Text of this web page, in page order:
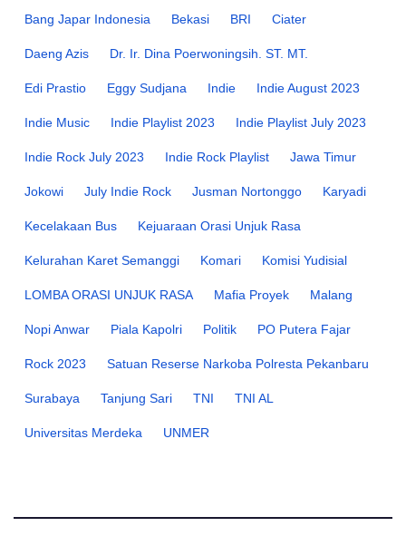
Bang Japar Indonesia Bekasi BRI Ciater
Daeng Azis Dr. Ir. Dina Poerwoningsih. ST. MT.
Edi Prastio Eggy Sudjana Indie Indie August 2023
Indie Music Indie Playlist 2023 Indie Playlist July 2023
Indie Rock July 2023 Indie Rock Playlist Jawa Timur
Jokowi July Indie Rock Jusman Nortonggo Karyadi
Kecelakaan Bus Kejuaraan Orasi Unjuk Rasa
Kelurahan Karet Semanggi Komari Komisi Yudisial
LOMBA ORASI UNJUK RASA Mafia Proyek Malang
Nopi Anwar Piala Kapolri Politik PO Putera Fajar
Rock 2023 Satuan Reserse Narkoba Polresta Pekanbaru
Surabaya Tanjung Sari TNI TNI AL
Universitas Merdeka UNMER